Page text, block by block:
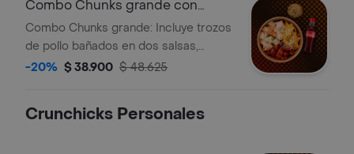
Combo Chunks grande con
bebida y postre
Combo Chunks grande: Incluye trozos
de pollo bañados en dos salsas,
tortilla chips con queso, bebida
-20% $ 38.900 $ 48.625
Crunchicks Personales